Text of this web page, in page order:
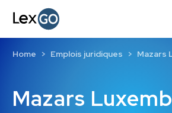
Mazars
Home Emplois juridiques Mazars